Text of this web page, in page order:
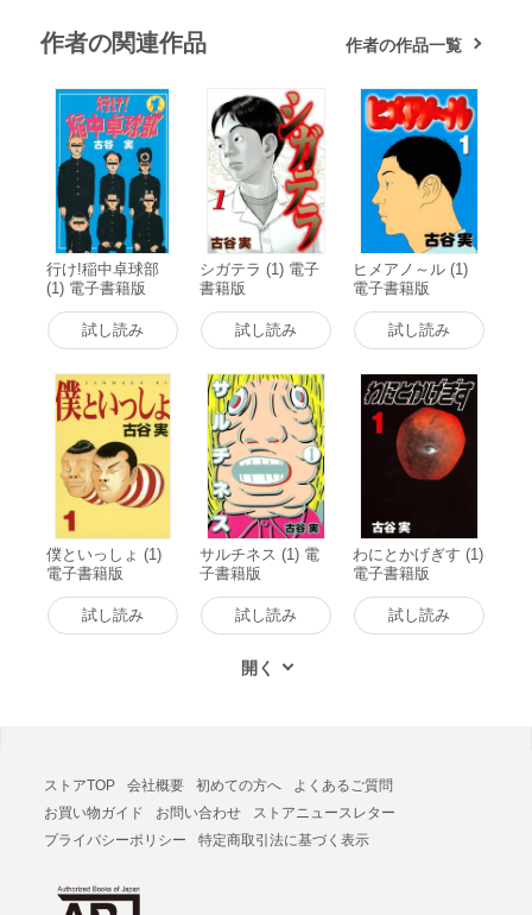
作者の関連作品 作者の作品一覧
行け!稲中卓球部
(1) 電子書籍版
試し読み
シガテラ (1) 電子
書籍版
試し読み
ヒメアノ～ル (1)
電子書籍版
試し読み
僕といっしょ (1)
電子書籍版
試し読み
サルチネス (1) 電
子書籍版
試し読み
わにとかげぎす (1)
電子書籍版
試し読み
ストアTOP 会社概要 初めての方へ
よくあるご質問
お買い物ガイド
お問い合わせ
ストアニュースレター
プライバシーポリシー
特定商取引法に基づく表示